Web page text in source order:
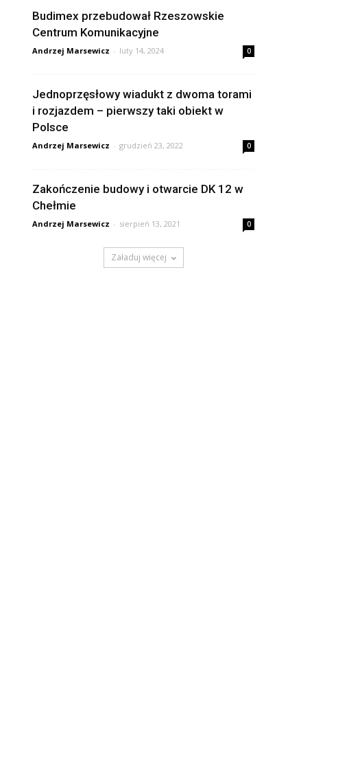
Budimex przebudował Rzeszowskie
Centrum ‎Komunikacyjne ‎
Andrzej Marsewicz - luty 14, 2024 0
Jednoprzęsłowy wiadukt z dwoma torami
i rozjazdem – pierwszy taki obiekt w
Polsce
Andrzej Marsewicz - grudzień 23, 2022 0
Zakończenie budowy i otwarcie DK 12 w
Chełmie
Andrzej Marsewicz - sierpień 13, 2021 0
Załaduj więcej